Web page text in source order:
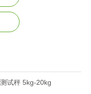
试秤 5kg-20kg